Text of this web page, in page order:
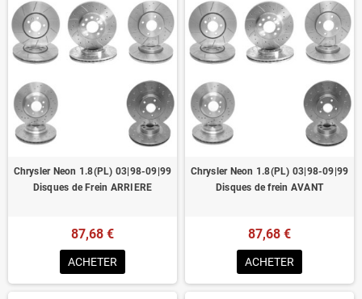
Dimensions d'origine respectées
Installation en lieu et place.
Homologué pour le contrôle technique
Chrysler Neon 1.8(PL) 03|98-09|99
Disques de Frein ARRIERE
87,68 €
ACHETER
Chrysler Neon 1.8(PL) 03|98-09|99
Disques de frein AVANT
87,68 €
ACHETER